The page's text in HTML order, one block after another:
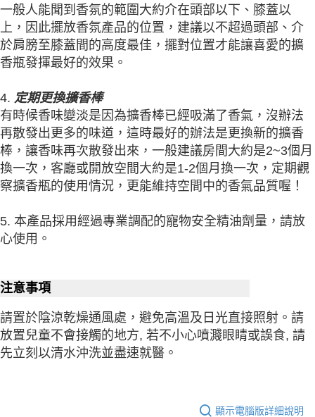
一般人能聞到香氛的範圍大約介在頭部以下、膝蓋以
上，因此擺放香氛產品的位置，建議以不超過頭部、介
於肩膀至膝蓋間的高度最佳，擺對位置才能讓喜愛的擴
香瓶發揮最好的效果。
4. 定期更換擴香棒
有時候香味變淡是因為擴香棒已經吸滿了香氣，沒辦法
再散發出更多的味道，這時最好的辦法是更換新的擴香
棒，讓香味再次散發出來，一般建議房間大約是2~3個月
換一次，客廳或開放空間大約是1-2個月換一次，定期觀
察擴香瓶的使用情況，更能維持空間中的香氣品質喔！
5. 本產品採用經過專業調配的寵物安全精油劑量，請放
心使用。
注意事項
請置於陰涼乾燥通風處，避免高溫及日光直接照射。請
放置兒童不會接觸的地方, 若不小心噴濺眼睛或誤食, 請
先立刻以清水沖洗並盡速就醫。
顯示電腦版詳細說明